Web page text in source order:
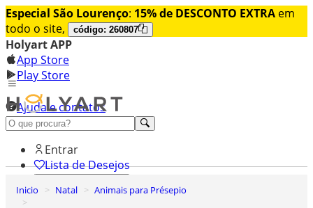
Especial São Lourenço: 15% de DESCONTO EXTRA em
todo o site,
código: 260807
Holyart APP
App Store
Play Store
Ajuda e contatos
Conheça premium
Entrar
Lista de Desejos
Inicio Natal
Animais para Présepio